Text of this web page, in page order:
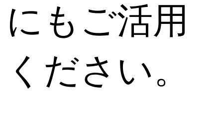
にもご活用
ください。